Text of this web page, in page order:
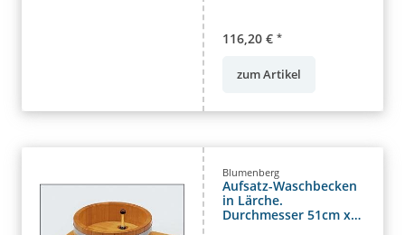
116,20 € *
zum Artikel
Blumenberg
Aufsatz-Waschbecken
in Lärche.
Durchmesser 51cm x